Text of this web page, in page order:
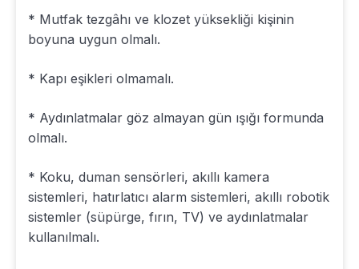
* Mutfak tezgâhı ve klozet yüksekliği kişinin
boyuna uygun olmalı.
* Kapı eşikleri olmamalı.
* Aydınlatmalar göz almayan gün ışığı formunda
olmalı.
* Koku, duman sensörleri, akıllı kamera
sistemleri, hatırlatıcı alarm sistemleri, akıllı robotik
sistemler (süpürge, fırın, TV) ve aydınlatmalar
kullanılmalı.